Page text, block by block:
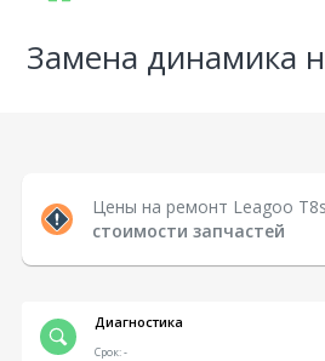
Замена динамика
Цены на ремонт Leagoo
стоимости запчастей
Диагностика
Срок:-